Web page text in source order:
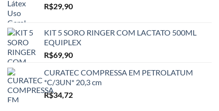
R$29,90
KIT 5 SORO RINGER COM LACTATO 500ML
EQUIPLEX
R$69,90
CURATEC COMPRESSA EM PETROLATUM
*C/3UN* 20,3 cm
R$34,72